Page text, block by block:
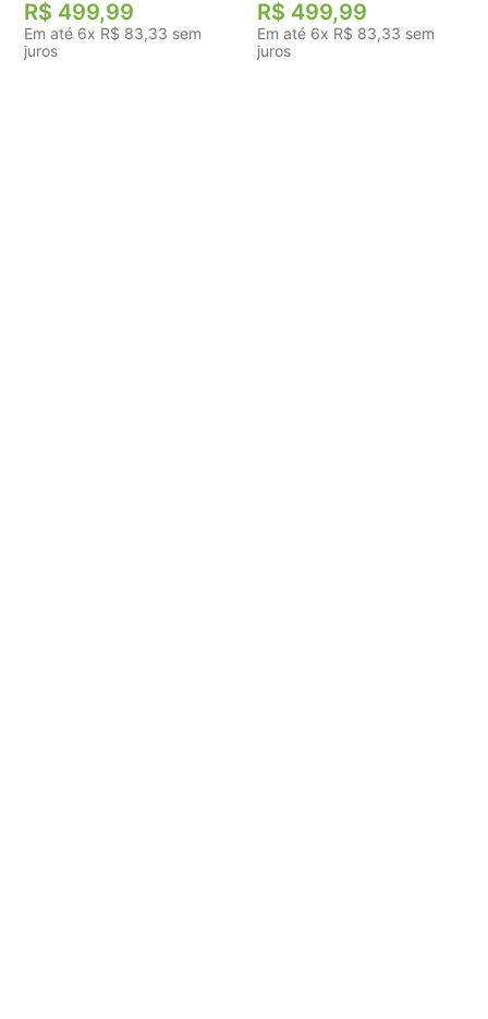
R$ 499,99
Em até 6x R$ 83,33 sem
juros
R$ 499,99
Em até 6x R$ 83,33 sem
juros